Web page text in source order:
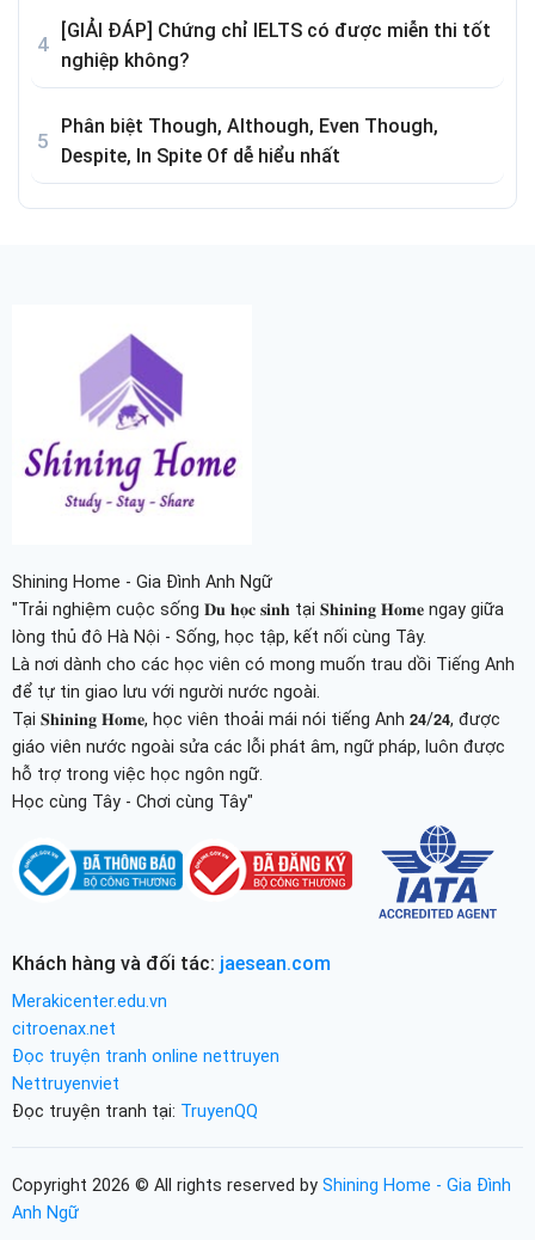
[GIẢI ĐÁP] Chứng chỉ IELTS có được miễn thi tốt
nghiệp không?
Phân biệt Though, Although, Even Though,
Despite, In Spite Of dễ hiểu nhất
Shining Home - Gia Đình Anh Ngữ
"Trải nghiệm cuộc sống 𝐃𝐮 𝐡𝐨̣𝐜 𝐬𝐢𝐧𝐡 tại 𝐒𝐡𝐢𝐧𝐢𝐧𝐠 𝐇𝐨𝐦𝐞 ngay giữa
lòng thủ đô Hà Nội - Sống, học tập, kết nối cùng Tây.
Là nơi dành cho các học viên có mong muốn trau dồi Tiếng Anh
để tự tin giao lưu với người nước ngoài.
Tại 𝐒𝐡𝐢𝐧𝐢𝐧𝐠 𝐇𝐨𝐦𝐞, học viên thoải mái nói tiếng Anh 𝟮𝟰/𝟮𝟰, được
giáo viên nước ngoài sửa các lỗi phát âm, ngữ pháp, luôn được
hỗ trợ trong việc học ngôn ngữ.
Học cùng Tây - Chơi cùng Tây"
Khách hàng và đối tác: jaesean.com
Merakicenter.edu.vn
citroenax.net
Đọc truyện tranh online nettruyen
Nettruyenviet
Đọc truyện tranh tại: TruyenQQ
Copyright 2026 © All rights reserved by Shining Home - Gia Đình
Anh Ngữ